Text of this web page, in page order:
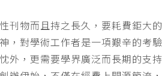
刊物而且持之長久，要耗費鉅大
，對學術工作者是一項艱辛的考
外，更需要學界廣泛而長期的支